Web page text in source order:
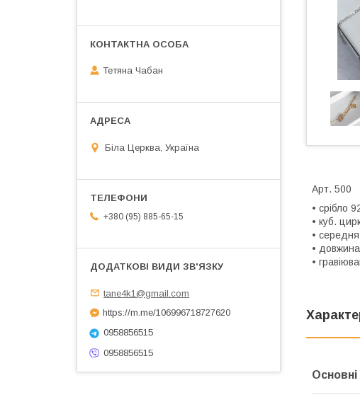
Арт. 500
• срібло
• куб.
•
•
•
Основні
Тетяна Чабан
Біла Церква, Україна
+380 (95) 885-65-15
tane4k1@gmail.com
https://m.me/106996718727620
0958856515
0958856515